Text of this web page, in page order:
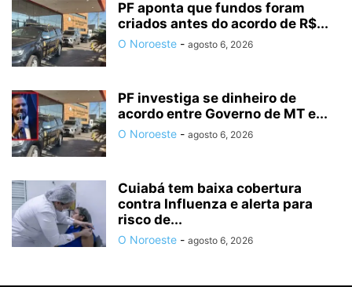
PF aponta que fundos foram
criados antes do acordo de R$...
O Noroeste - agosto 6, 2026
PF investiga se dinheiro de
acordo entre Governo de MT e...
O Noroeste - agosto 6, 2026
Cuiabá tem baixa cobertura
contra Influenza e alerta para
risco de...
O Noroeste - agosto 6, 2026